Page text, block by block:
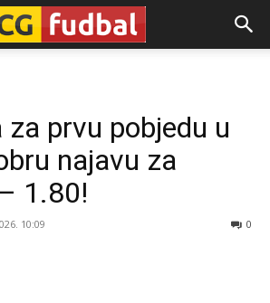
prvu pobjedu u
najavu za
1.80!
10:09 0